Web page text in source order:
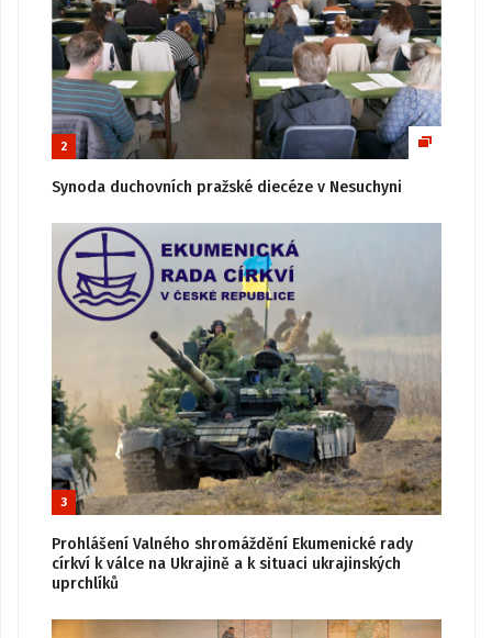
2
Synoda duchovních pražské diecéze v Nesuchyni
3
Prohlášení Valného shromáždění Ekumenické rady
církví k válce na Ukrajině a k situaci ukrajinských
uprchlíků